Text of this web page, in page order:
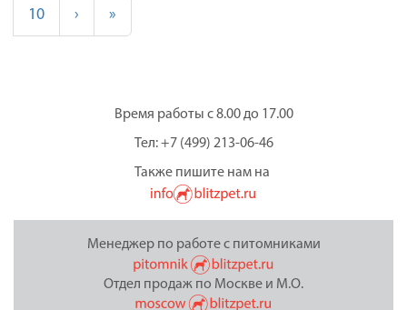
10 › »
Время работы с 8.00 до 17.00
Тел: +7 (499) 213-06-46
Также пишите нам на
Менеджер по работе с питомниками
Отдел продаж по Москве и М.О.